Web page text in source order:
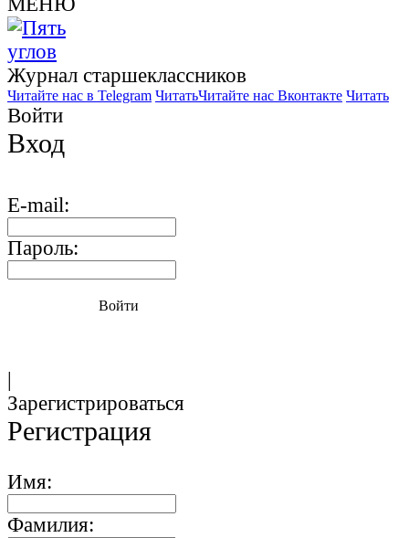
Журнал старшекласcников
Читайте нас в Telegram ЧитатьЧитайте нас Вконтакте Читать
Войти
Вход
E-mail:
Пароль:
Войти
|
Зарегистрироваться
Регистрация
Имя:
Фамилия: